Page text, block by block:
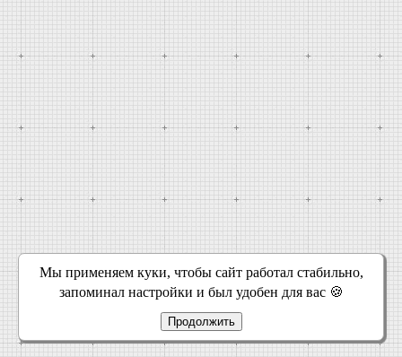
Мы применяем куки, чтобы сайт работал стабильно,
запоминал настройки и был удобен для вас 🍪
Продолжить